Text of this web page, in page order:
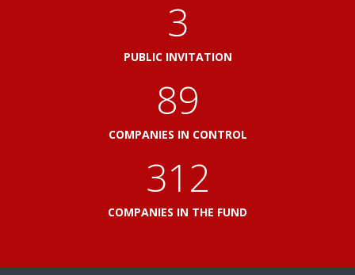
3
PUBLIC INVITATION
103
COMPANIES IN CONTROL
360
COMPANIES IN THE FUND